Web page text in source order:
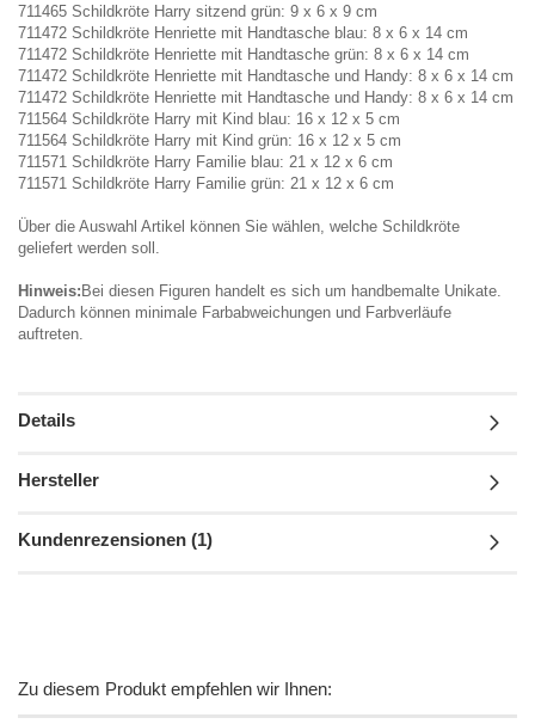
711465 Schildkröte Harry sitzend grün: 9 x 6 x 9 cm
711472 Schildkröte Henriette mit Handtasche blau: 8 x 6 x 14 cm
711472 Schildkröte Henriette mit Handtasche grün: 8 x 6 x 14 cm
711472 Schildkröte Henriette mit Handtasche und Handy: 8 x 6 x 14 cm
711472 Schildkröte Henriette mit Handtasche und Handy: 8 x 6 x 14 cm
711564 Schildkröte Harry mit Kind blau: 16 x 12 x 5 cm
711564 Schildkröte Harry mit Kind grün: 16 x 12 x 5 cm
711571 Schildkröte Harry Familie blau: 21 x 12 x 6 cm
711571 Schildkröte Harry Familie grün: 21 x 12 x 6 cm
Über die Auswahl Artikel können Sie wählen, welche Schildkröte
geliefert werden soll.
Hinweis:Bei diesen Figuren handelt es sich um handbemalte Unikate.
Dadurch können minimale Farbabweichungen und Farbverläufe
auftreten.
Details
Hersteller
Kundenrezensionen (1)
Zu diesem Produkt empfehlen wir Ihnen: